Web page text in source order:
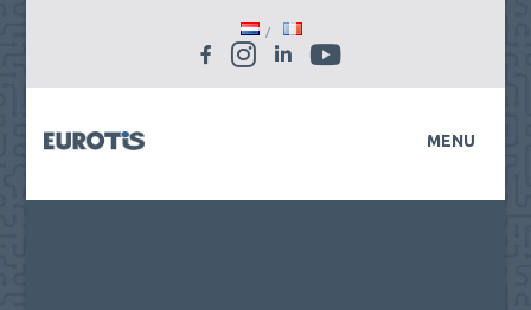
Facebook
Instagram
LinkedInYouTube
MENU